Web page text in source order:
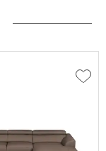
Zur